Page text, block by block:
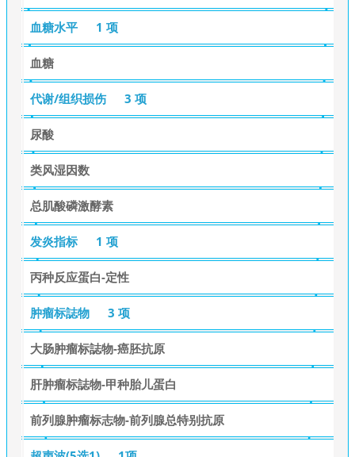
血糖水平 1 项
血糖
代谢/组织损伤 3 项
尿酸
类风湿因数
总肌酸磷激酵素
发炎指标 1 项
丙种反应蛋白-定性
肿瘤标誌物 3 项
大肠肿瘤标誌物-癌胚抗原
肝肿瘤标誌物-甲种胎儿蛋白
前列腺肿瘤标志物-前列腺总特别抗原